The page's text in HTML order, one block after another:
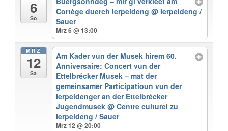
6
So
Cortège duerch Ierpeldeng@ Ierpeldeng /
Sauer
Mrz 6 @ 13:00
MRZ
12
Sa
Am Kader vun der Musek hirem 60.
Anniversaire: Concert vun der
Ettelbrécker Musek – mat der
gemeinsamer Participatioun vun der
Ierpeldenger an der Ettelbrécker
Jugendmusek@ Centre culturel zu
Ierpeldeng / Sauer
Mrz 12 @ 20:00